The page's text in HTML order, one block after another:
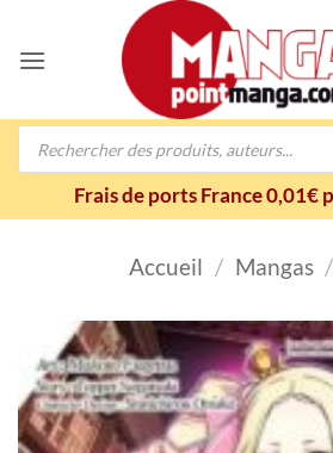
contenu
Recherche
Frais de ports France 0,01€
Accueil / Mangas /